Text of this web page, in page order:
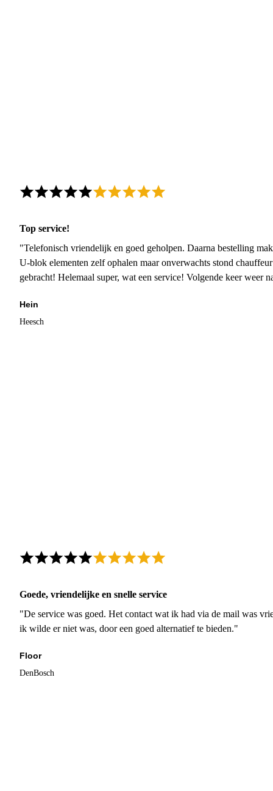
Top service!
"Telefonisch vriendelijk en goed geholpen. Daarna bestelling
U-blok elementen zelf ophalen maar onverwachts stond
gebracht! Helemaal super, wat een service! Volgende keer weer
Hein
Heesch
Goede, vriendelijke en snelle service
"De service was goed. Het contact wat ik had via de mail was
ik wilde er niet was, door een goed alternatief te bieden."
Floor
DenBosch